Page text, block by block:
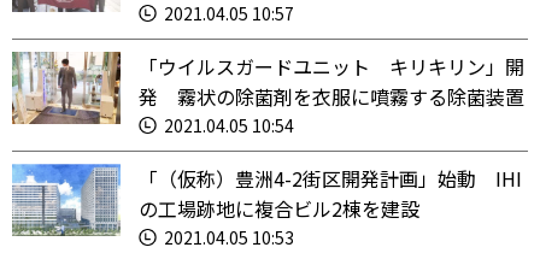
2021.04.05 10:57
「ウイルスガードユニット キリキリン」開
発 霧状の除菌剤を衣服に噴霧する除菌装置
2021.04.05 10:54
「（仮称）豊洲4-2街区開発計画」始動 IHI
の工場跡地に複合ビル2棟を建設
2021.04.05 10:53